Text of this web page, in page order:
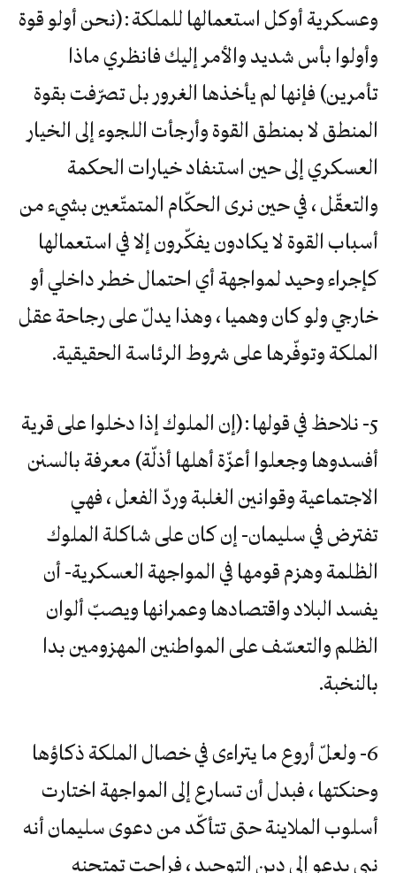
وعسكرية أوكل استعمالها للملكة :(نحن أولو قوة
وأولوا بأس شديد والأمر إليك فانظري ماذا
تأمرين) فإنها لم يأخذها الغرور بل تصرّفت بقوة
المنطق لا بمنطق القوة وأرجأت اللجوء إلى الخيار
العسكري إلى حين استنفاد خيارات الحكمة
والتعقّل ، في حين نرى الحكّام المتمتّعين بشيء من
أسباب القوة لا يكادون يفكّرون إلا في استعمالها
كإجراء وحيد لمواجهة أي احتمال خطر داخلي أو
خارجي ولو كان وهميا ، وهذا يدلّ على رجاحة عقل
الملكة وتوفّرها على شروط الرئاسة الحقيقية.
5- نلاحظ في قولها :(إن الملوك إذا دخلوا على قرية
أفسدوها وجعلوا أعزّة أهلها أذلّة) معرفة بالسنن
الاجتماعية وقوانين الغلبة وردّ الفعل ، فهي
تفترض في سليمان- إن كان على شاكلة الملوك
الظلمة وهزم قومها في المواجهة العسكرية- أن
يفسد البلاد واقتصادها وعمرانها ويصبّ ألوان
الظلم والتعسّف على المواطنين المهزومين بدا
بالنخبة.
6- ولعلّ أروع ما يتراءى في خصال الملكة ذكاؤها
وحنكتها ، فبدل أن تسارع إلى المواجهة اختارت
أسلوب الملاينة حتى تتأكّد من دعوى سليمان أنه
نبي يدعو إلى دين التوحيد ، فراحت تمتحنه